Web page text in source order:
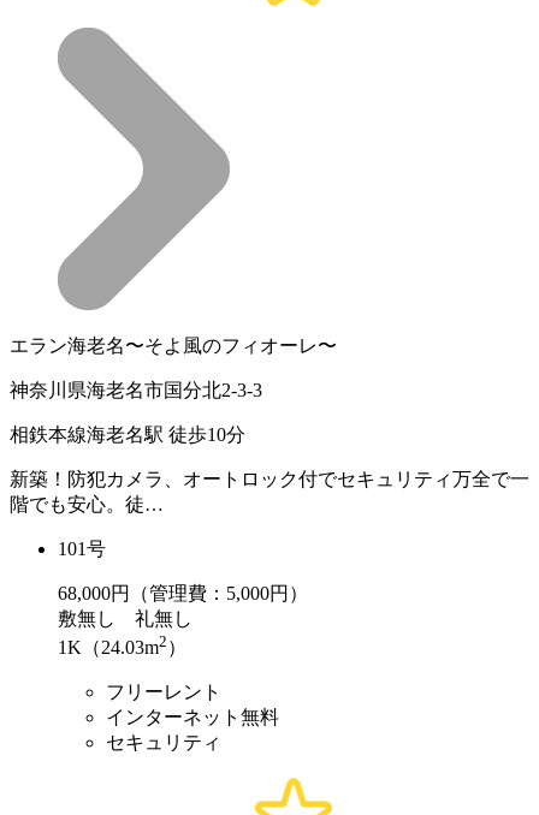
エラン海老名〜そよ風のフィオーレ〜
神奈川県海老名市国分北2-3-3
相鉄本線海老名駅 徒歩10分
新築！防犯カメラ、オートロック付でセキュリティ万全で一
階でも安心。徒…
101号
68,000円（管理費：5,000円）
敷無し 礼無し
1K（24.03m2 ）
フリーレント
インターネット無料
セキュリティ